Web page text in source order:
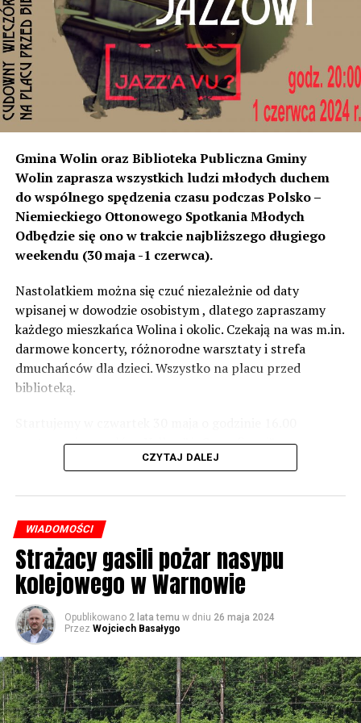
rozumiemy, że natężenie dźwięku wystarczyło do ich
instalacji, to na tym odcinku generują dokładnie ten sam
poziom dźwięku co tam. Sprawdzałyśmy, że odległość
naszych nieruchomości od drogi jest taka sama, a nawet
w stosunku do niektórych mniejsza niż tych, które są na
początku miejscowości chronione ekranami – mówi
Jolanta Podhajska.
Przedstawiciel GDDKiA mówi, że po roku od oddania
inwestycji będzie przeprowadzona ponowna analiza
hałasu, jeśli decybeli będzie więcej niż sądzono –
wówczas ekrany zostaną zamontowane.
– Jeżeli wyjdzie na to, że są przekroczone normy, to
zabezpieczeń. Dopóki nie będzie tych przekroczonych
norm dopuszczalnego hałasu, no to nie możemy nic
zrobić. Tam są odpowiednie normy – 61 i 56 decybeli –
zaznacza.
Foto: Wojciech Basałygo
Gmina Wolin oraz Biblioteka Publiczna Gminy
Wolin zaprasza wszystkich ludzi młodych duchem
do wspólnego spędzenia czasu podczas Polsko –
Niemieckiego Ottonowego Spotkania Młodych
Odbędzie się ono w trakcie najbliższego długiego
weekendu (30 maja -1 czerwca).
Nastolatkiem można się czuć niezależnie od daty
wpisanej w dowodzie osobistym , dlatego zapraszamy
każdego mieszkańca Wolina i okolic. Czekają na was m.in.
darmowe koncerty, różnorodne warsztaty i strefa
dmuchańców dla dzieci. Wszystko na placu przed
biblioteką.
występami zespołów „Yellow” i „Specyficzni”.
CZYTAJ DALEJ
WIADOMOŚCI
Strażacy gasili pożar nasypu
kolejowego w Warnowie
Opublikowano 2 lata temu w dniu 26 maja 2024
Przez Wojciech Basałygo